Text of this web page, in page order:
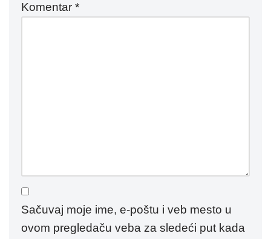
Komentar *
Sačuvaj moje ime, e-poštu i veb mesto u
ovom pregledaču veba za sledeći put kada